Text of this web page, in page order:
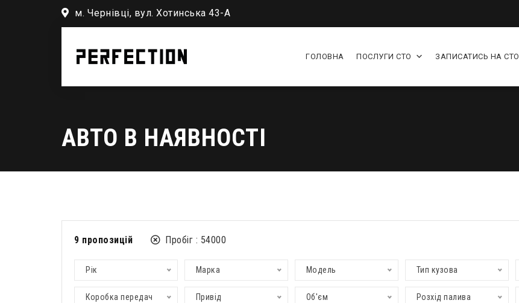
м. Чернівці, вул. Хотинська 43-А
ГОЛОВНА ПОСЛУГИ СТО ЗАПИСАТИСЬ НА СТО
АВТО В НАЯВНОСТІ
9 пропозицій Пробіг : 54000
Рік Марка Модель Тип кузова
Коробка передач Привід Об'єм Розхід палива